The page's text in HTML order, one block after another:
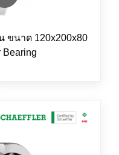
ขนาด 120x200x80
Bearing